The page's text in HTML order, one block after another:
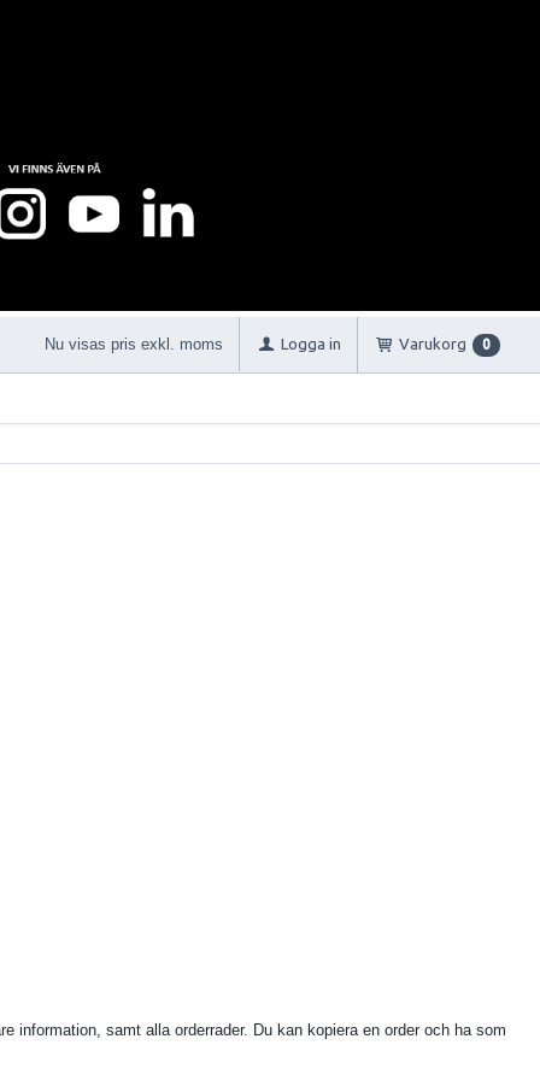
Nu visas pris exkl. moms Logga in Varukorg 0
information, samt alla orderrader. Du kan kopiera en order och ha som